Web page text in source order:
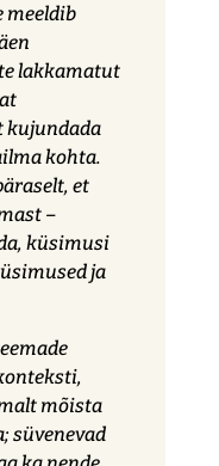
meeldib
lakkamatut
kujundada
kohta.
et
–
küsimusi
ja
mõista
süvenevad